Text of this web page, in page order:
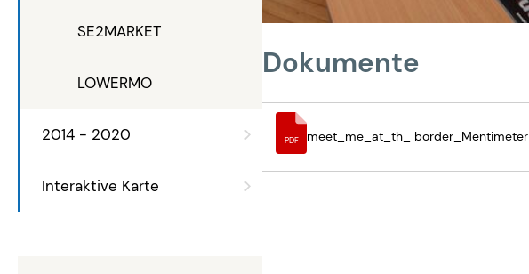
SE2MARKET
LOWERMO
2014 - 2020
Interaktive Karte
Dokumente
PDF meet_me_at_th_ border_Mentimeter